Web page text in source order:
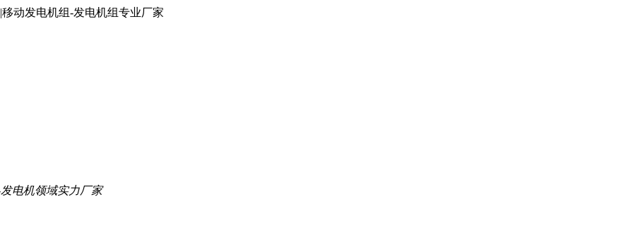
动发电机组-发电机组专业厂家
电机领域实力厂家